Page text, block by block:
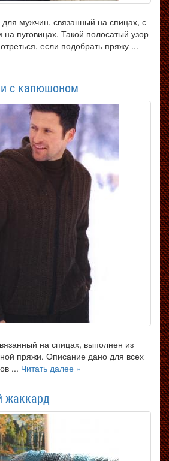
мужчин, связанный на спицах, с
пуговицах. Такой полосатый узор
если подобрать пряжу ...
с капюшоном
на спицах, выполнен из
пряжи. Описание дано для всех
... Читать далее »
жаккард